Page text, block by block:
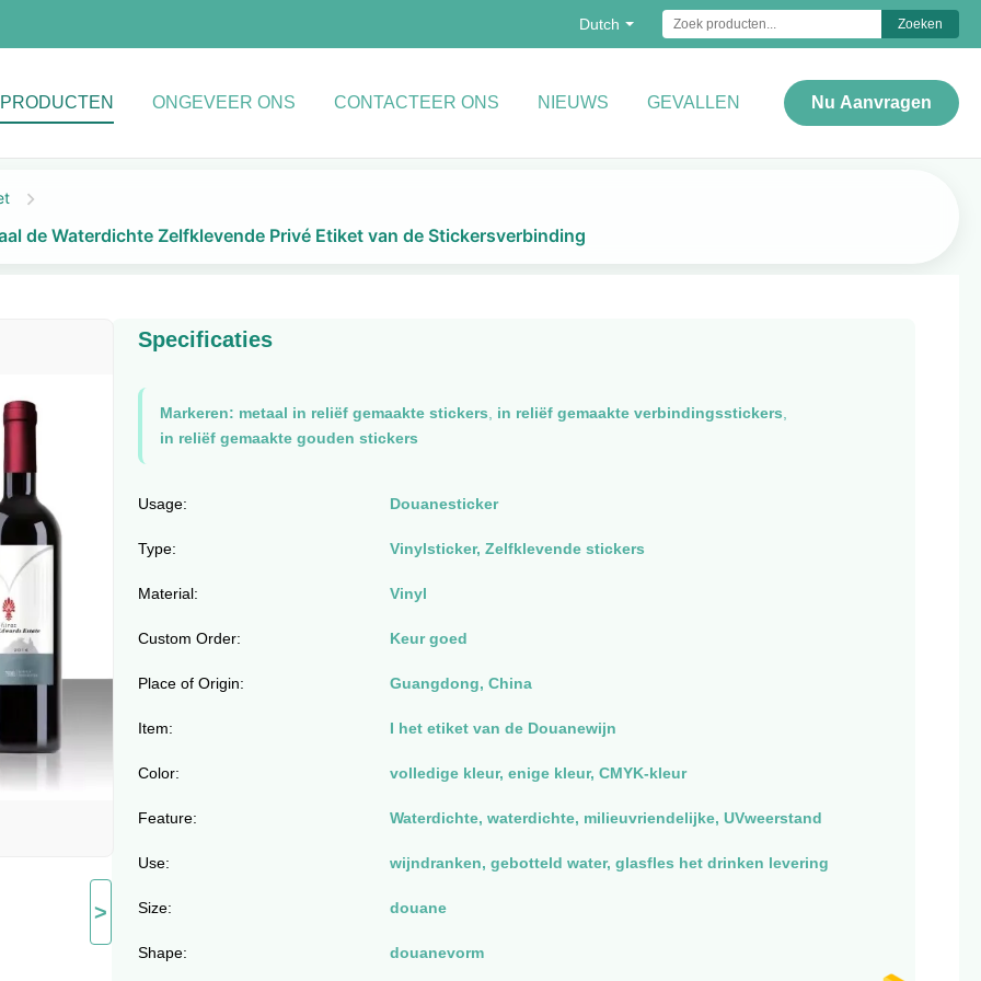
Dutch Zoeken
PRODUCTEN ONGEVEER ONS CONTACTEER ONS NIEUWS GEVALLEN Nu Aanvragen
de Waterdichte Zelfklevende Privé Etiket van de Stickersverbinding
>
Specificaties
Markeren: metaal in reliëf gemaakte stickers in reliëf gemaakte verbindingsstickers
in reliëf gemaakte gouden stickers
Usage: Douanesticker
Type: Vinylsticker, Zelfklevende stickers
Material: Vinyl
Custom Order: Keur goed
Place of Origin: Guangdong, China
Item: I het etiket van de Douanewijn
Color: volledige kleur, enige kleur, CMYK-kleur
Feature: Waterdichte, waterdichte, milieuvriendelijke, UVweerstand
Use: wijndranken, gebotteld water, glasfles het drinken levering
Size: douane
Shape: douanevorm